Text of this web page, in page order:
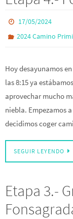
17/05/2024
2024 Camino
Hoy desayunamos
las 8:15 ya
aprovechar mucho
niebla. Empezamos
decidimos coger
SEGUIR LEYENDO
Etapa 3.-